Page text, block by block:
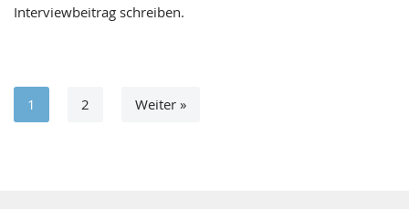
Interviewbeitrag schreiben.
1 2 Weiter »